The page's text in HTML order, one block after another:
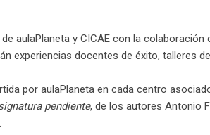
aulaPlaneta y CICAE con la colaboración
experiencias docentes de éxito, talleres
por aulaPlaneta en cada centro
pendiente, de los autores Antonio